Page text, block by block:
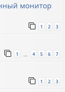
монитор
1 2 3
1 4 5 6 7
1 2 3